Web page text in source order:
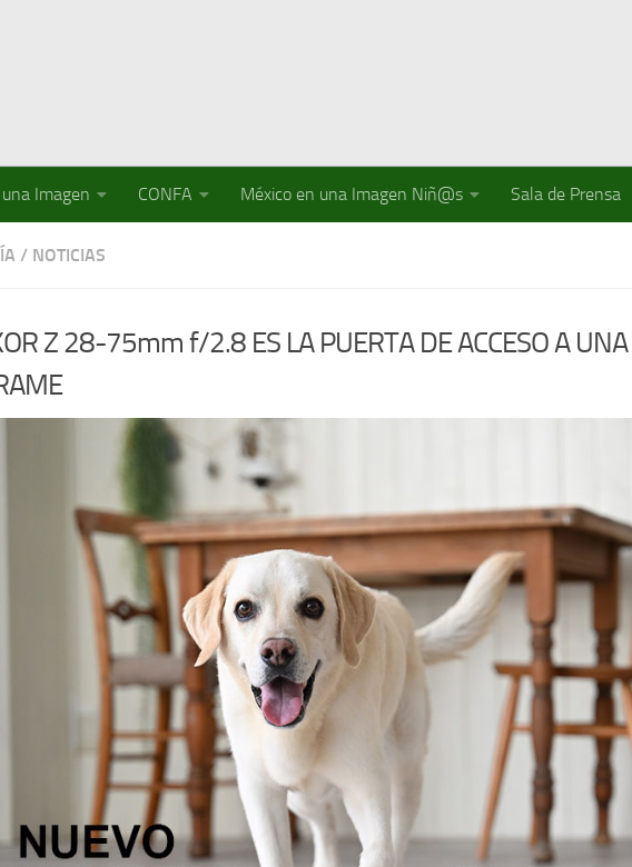
Imagen CONFA México en una Imagen Niñ@s Sala de Prensa
/ NOTICIAS
Z 28-75mm f/2.8 ES LA PUERTA DE ACCESO A